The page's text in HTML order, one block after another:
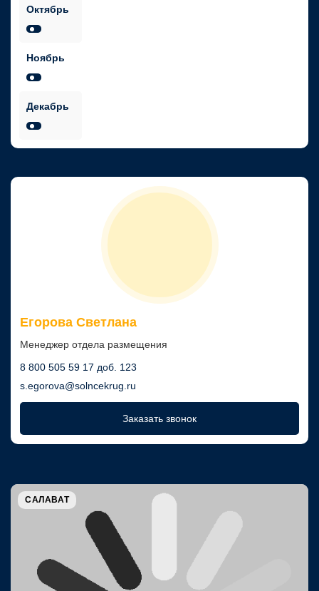
Октябрь
Ноябрь
Декабрь
Егорова Светлана
Менеджер отдела размещения
8 800 505 59 17 доб. 123
s.egorova@solncekrug.ru
Заказать звонок
САЛАВАТ